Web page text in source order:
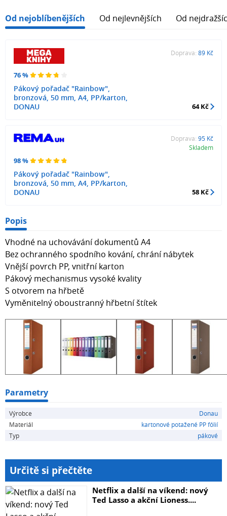
Od nejoblíbenějších Od nejlevnějších Od
76 %
Pákový pořadač "Rainbow",
bronzová, 50 mm, A4, PP/karton,
DONAU
Doprava: 89 Kč
64 Kč
98 %
Pákový pořadač "Rainbow",
bronzová, 50 mm, A4, PP/karton,
DONAU
Doprava: 95 Kč
Skladem
58 Kč
Popis
Vhodné na uchovávání dokumentů A4
Bez ochranného spodního kování, chrání nábytek
Vnější povrch PP, vnitřní karton
Pákový mechanismus vysoké kvality
S otvorem na hřbetě
Vyměnitelný oboustranný hřbetní štítek
Parametry
Výrobce
Donau
Materiál
kartonové potažené PP fólií
Typ
pákové
Určitě si přečtěte
Netflix a další na víkend: nový
Ted Lasso a akční Lioness....